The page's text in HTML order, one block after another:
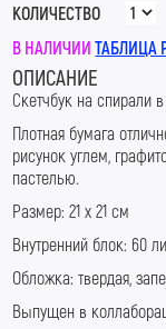
КОЛИЧЕСТВО
В НАЛИЧИИ ТАБЛИЦА
ОПИСАНИЕ
Скетчбук на спирали
Плотная бумага
рисунок углем,
пастелью.
Размер: 21 х 21 см
Внутренний блок: 60
Обложка: твердая,
Выпущен в